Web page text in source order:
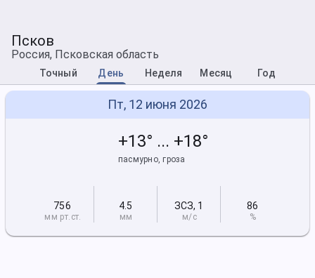
Псков
Россия, Псковская область
Точный День Неделя Месяц Год
Пт, 12 июня 2026
+13° ... +18°
пасмурно, гроза
756
мм рт.ст.
4.5
мм
ЗСЗ, 1
м/с
86
%